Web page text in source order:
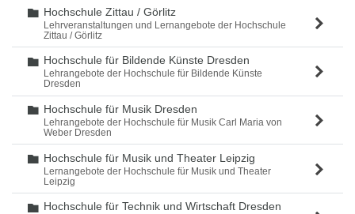
Ordner
Hochschule Zittau / Görlitz
Lehrveranstaltungen und Lernangebote der Hochschule
Zittau / Görlitz
Ordner
Hochschule für Bildende Künste Dresden
Lehrangebote der Hochschule für Bildende Künste
Dresden
Ordner
Hochschule für Musik Dresden
Lehrangebote der Hochschule für Musik Carl Maria von
Weber Dresden
Ordner
Hochschule für Musik und Theater Leipzig
Lernangebote der Hochschule für Musik und Theater
Leipzig
Ordner
Hochschule für Technik und Wirtschaft Dresden